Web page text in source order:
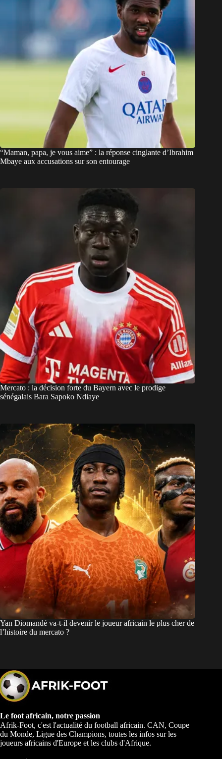
“Maman, papa, je vous aime” : la réponse cinglante d’Ibrahim
Mbaye aux accusations sur son entourage
Mercato : la décision forte du Bayern avec le prodige
sénégalais Bara Sapoko Ndiaye
Yan Diomandé va-t-il devenir le joueur africain le plus cher de
l’histoire du mercato ?
Le foot africain, notre passion
Afrik-Foot, c'est l'actualité du football africain. CAN, Coupe
du Monde, Ligue des Champions, toutes les infos sur les
joueurs africains d'Europe et les clubs d'Afrique.